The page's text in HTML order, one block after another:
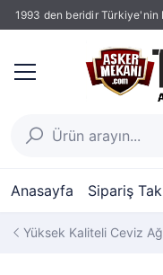
1993 den beridir Türkiye'nin
Anasayfa Sipariş
Yüksek Kaliteli Ceviz